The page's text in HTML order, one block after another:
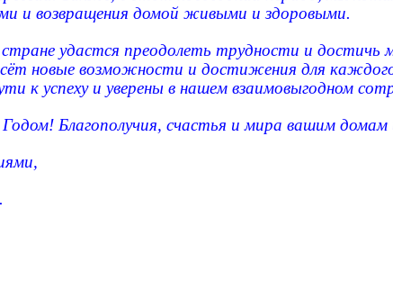
и возвращения домой живыми и здоровыми.
удастся преодолеть трудности и достичь
новые возможности и достижения для
к успеху и уверены в нашем взаимовыгодном
Благополучия, счастья и мира вашим